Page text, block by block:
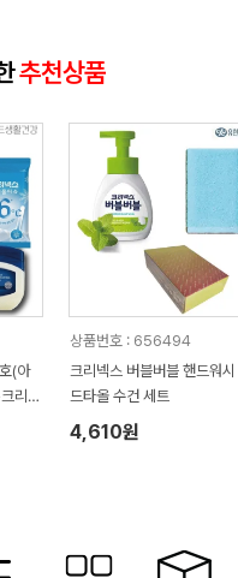
추천상품
(아
리넥
상품번호 : 656494
크리넥스 버블버블 핸드워시
드타올 수건 세트
4,610원